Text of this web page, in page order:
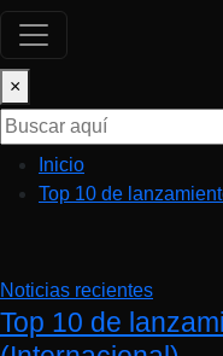
×
Inicio
Top 10 de
Noticias recientes
Top 10 de